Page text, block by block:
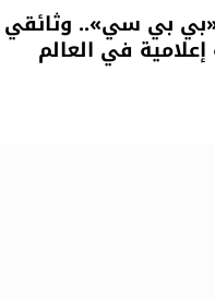
بي سي»..
في العالم